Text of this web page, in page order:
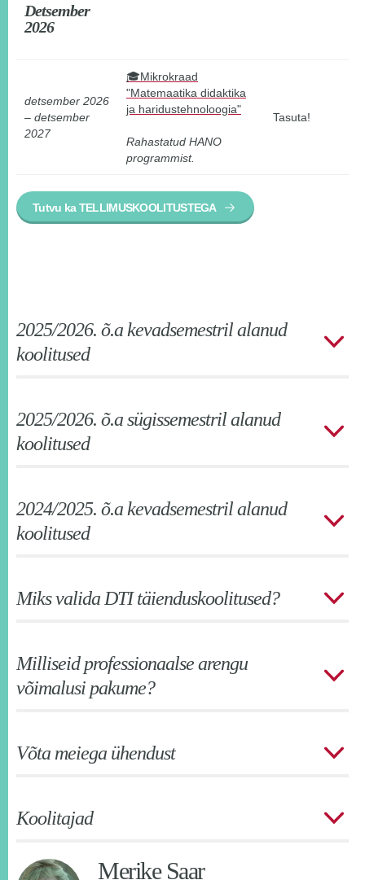
Detsember
2026
detsember 2026
– detsember
2027
🎓Mikrokraad
"Matemaatika didaktika
ja haridustehnoloogia"
Rahastatud HANO
programmist.
Tasuta!
Tutvu ka TELLIMUSKOOLITUSTEGA
2025/2026. õ.a kevadsemestril alanud
koolitused
2025/2026. õ.a sügissemestril alanud
koolitused
2024/2025. õ.a kevadsemestril alanud
koolitused
Miks valida DTI täienduskoolitused?
Milliseid professionaalse arengu
võimalusi pakume?
Võta meiega ühendust
Koolitajad
Merike Saar
Andi Kivinukk
Maria Zeltser
Tiina Tambaum
Pirje Meri
Guido Leibur
Peeter Normak
Ülari Ainjärv
Raul Ennus
Sonia Sousa
Mati Mõttus
Vladimir Tomberg
Mart Laanpere
Farhat-ul-Ain
Marko Nemberg
Mustafa Can Özdemir
Joonas Heiter